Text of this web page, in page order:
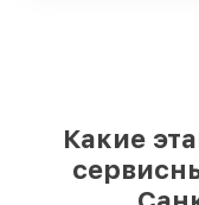
Какие